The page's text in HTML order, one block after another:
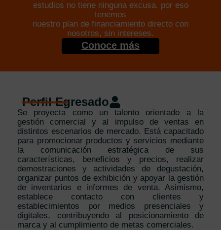
estudios no tiene ninguna excusa, por eso
tenemos
nuestro plan de financiamiento directo con
nosotros, sin intereses.
Conoce más
Perfil Egresado
Se proyecta como un talento orientado a la
gestión comercial y al impulso de ventas en
distintos escenarios de mercado. Está capacitado
para promocionar productos y servicios mediante
la comunicación estratégica de sus
características, beneficios y precios, realizar
demostraciones y actividades de degustación,
organizar puntos de exhibición y apoyar la gestión
de inventarios e informes de venta. Asimismo,
establece contacto con clientes y
establecimientos por medios presenciales y
digitales, contribuyendo al posicionamiento de
marca y al cumplimiento de metas comerciales.